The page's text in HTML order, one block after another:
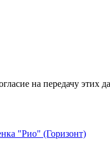
на передачу этих